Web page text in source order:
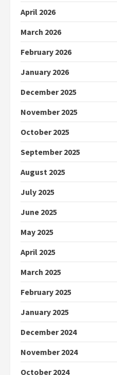
April 2026
March 2026
February 2026
January 2026
December 2025
November 2025
October 2025
September 2025
August 2025
July 2025
June 2025
May 2025
April 2025
March 2025
February 2025
January 2025
December 2024
November 2024
October 2024